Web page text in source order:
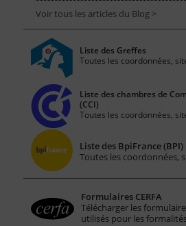
Voir tous les articles du Blog >
Liste des Greffes
Toutes les coordonnées,
Liste des chambres de
(CCI)
Toutes les coordonnées,
Liste des BpiFrance (BPI)
Toutes les coordonnées,
Formulaires CERFA
Télécharger les
utilisés pour les